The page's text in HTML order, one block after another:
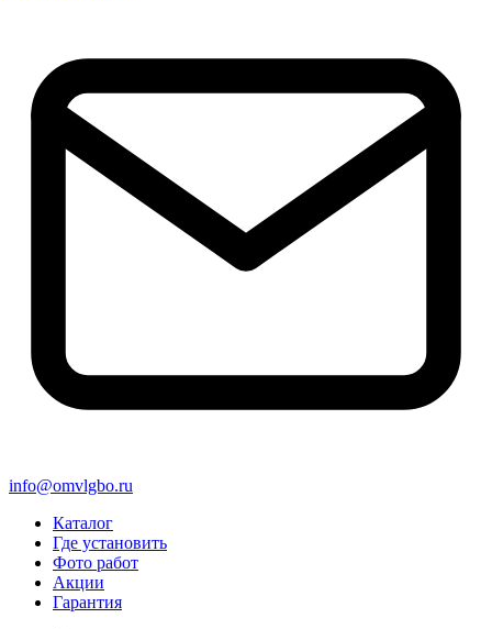
info@omvlgbo.ru
Каталог
Где установить
Фото работ
Акции
Гарантия